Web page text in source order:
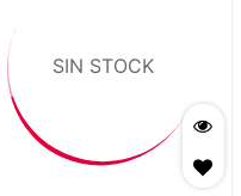
SIN STOCK